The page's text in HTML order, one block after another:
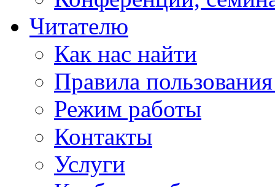
Читателю
Как нас найти
Правила
Режим работы
Контакты
Услуги